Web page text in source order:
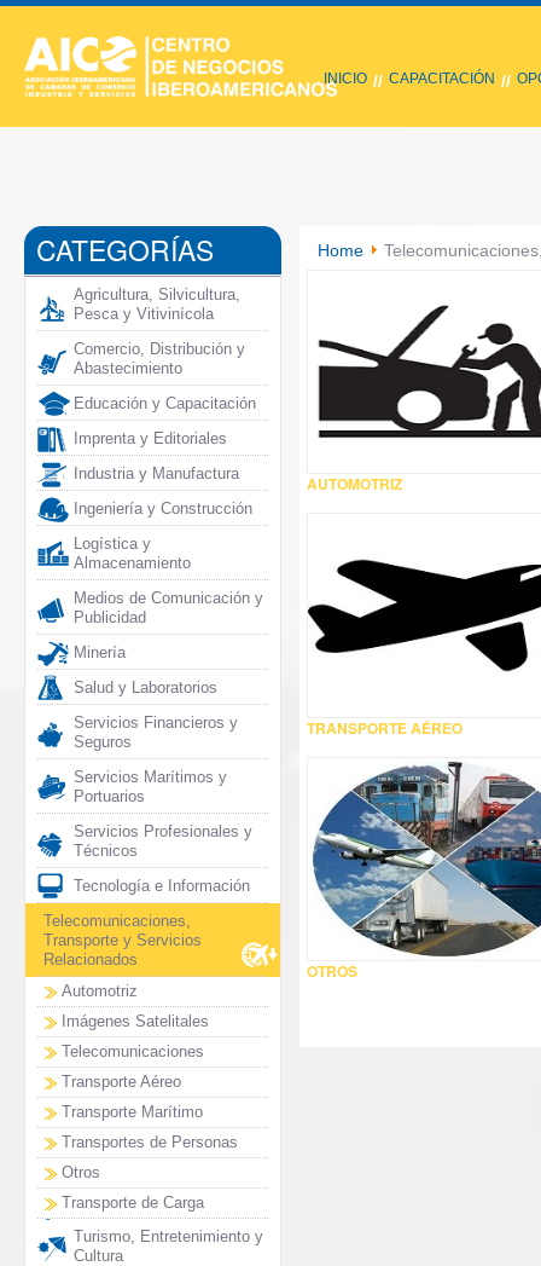
INICIO // CAPACITACIÓN //
CATEGORÍAS
Agricultura, Silvicultura,
Pesca y Vitivinícola
Comercio, Distribución y
Abastecimiento
Educación y Capacitación
Imprenta y Editoriales
Industria y Manufactura
Ingeniería y Construcción
Logística y
Almacenamiento
Medios de Comunicación y
Publicidad
Minería
Salud y Laboratorios
Servicios Financieros y
Seguros
Servicios Marítimos y
Portuarios
Servicios Profesionales y
Técnicos
Tecnología e Información
Telecomunicaciones,
Transporte y Servicios
Relacionados
Automotriz
Imágenes Satelitales
Telecomunicaciones
Transporte Aéreo
Transporte Marítimo
Transportes de Personas
Otros
Transporte de Carga
Turismo, Entretenimiento y
Cultura
Home
AUTOMOTRIZ
TRANSPORTE AÉREO
OTROS